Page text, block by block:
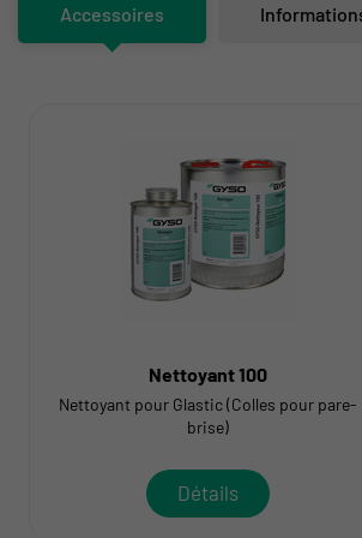
Accessoires
Nettoyant 100
Nettoyant pour Glastic (Colles pour pare-
brise)
Détails